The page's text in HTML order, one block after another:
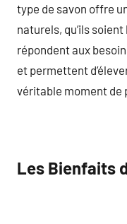
type de savon offre
naturels, qu’ils
répondent aux
et permettent
véritable moment de
Les Bienfaits